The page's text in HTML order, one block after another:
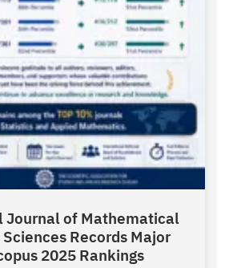
Journal of Mathematical
Records Major
2025 Rankings